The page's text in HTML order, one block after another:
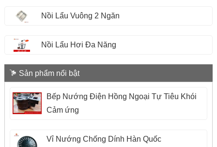
Nồi Lẩu Vuông 2 Ngăn
Nồi Lẩu Hơi Đa Năng
Sản phẩm nổi bật
Bếp Nướng Điện Hồng Ngoại Tự Tiêu Khói
Cảm ứng
Vỉ Nướng Chống Dính Hàn Quốc